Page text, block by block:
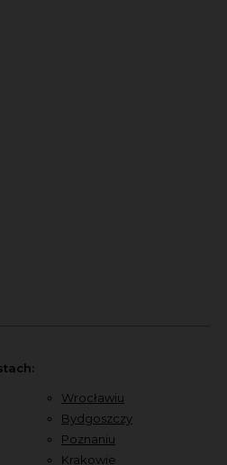
Wrocławiu
Bydgoszczy
Poznaniu
Krakowie